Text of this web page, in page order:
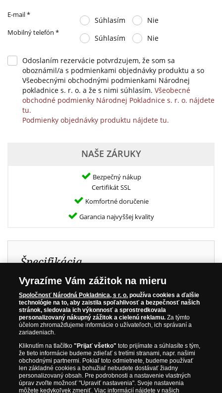
E-mail*
Súhlasím Nie
Mobilný telefón *
Súhlasím Nie
Odoslaním rezervácie potvrdzujem, že som sa
oboznámil/a s podmienkami objednávky produktu a so
Všeobecnými obchodnými podmienkami Národnej
pokladnice s. r. o. a že s nimi súhlasím. Všeobecné
obchodné podmienky Národnej Pokladnice s. r. o. nájdete
tu.
Podmienky objednávky produktu nájdete tu.
NAŠE ZÁRUKY
Bezpečný nákup
Certifikát SSL
Komfortné doručenie
Garancia najvyššej kvality
Špecifikácia
Kov:
Rozmery:
11 x 6 mm
Hmotnosť:
1/100 oz (0,31g)
Kvalita:
Najvyššia mincová kvalita
Nominálna hodnota:
2,5 $
Krajina pôvodu:
Niue
Rok emisie:
2025
Limitácia:
1 499 ks
Vyrazíme Vám zážitok na mieru
Spoločnosť Národná Pokladnica, s r. o. používa cookies a ďalšie
technológie na to, aby zaistila spoľahlivosť a bezpečnosť našich
stránok, sledovala ich výkonnosť a sprostredkovala
personalizovaný nákupný zážitok a cielenú reklamu. Za týmto
účelom zhromažďujeme informácie o užívateľoch, ich správaní a
zariadeniach.
Kliknutím na tlačítko"Prijať všetko" toto prijímate a súhlasíte s tým,
že tieto informácie budeme zdieľať s tretími stranami, napr. našimi
obchodnými partnermi. Pokiaľ toto odmietnete, budeme používať
len základné cookies a bohužiaľ nebudete dostávať žiadny
personalizovaný obsah. Pre podrobnosti a nastavenie vlastných
úprav zvoľte možnosť "Upraviť nastavenia". Svoje nastavenia
môžete kedykoľvek zmeniť. Viac informácií nájdete v našich